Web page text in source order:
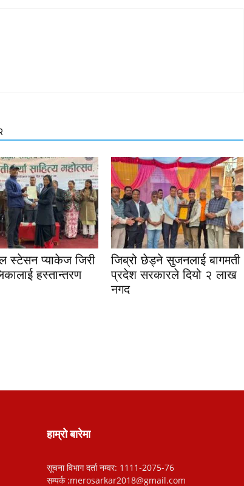
स्टेसन प्याकेज जिरी
हस्तान्तरण
जिब्रो छेड्ने सुजनलाई बागमती
प्रदेश सरकारले दियो २ लाख
नगद
हाम्रो बारेमा
सूचना विभाग दर्ता नम्वर: 1111-2075-76
सम्पर्क :merosarkar2018@gmail.com